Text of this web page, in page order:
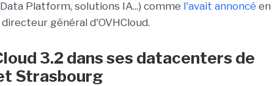
Platform, solutions IA...) comme l'avait annoncé en
général d'OVHCloud.
3.2 dans ses datacenters de
Strasbourg